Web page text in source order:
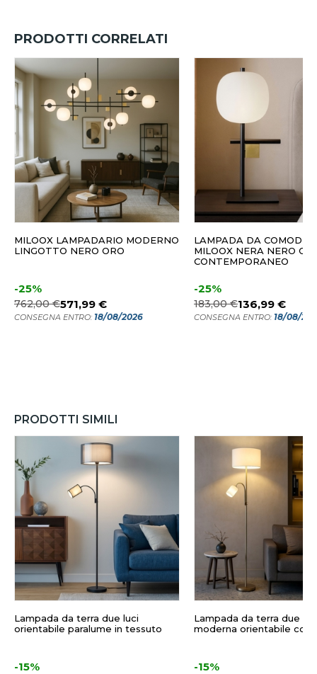
PRODOTTI CORRELATI
MILOOX LAMPADARIO MODERNO
LINGOTTO NERO ORO
-25%
762,00 €571,99 €
CONSEGNA ENTRO: 18/08/2026
LAMPADA DA
MILOOX NERA NERO
CONTEMPORANEO
-25%
183,00 €136,99 €
CONSEGNA ENTRO: 18/08/
PRODOTTI SIMILI
Lampada da terra due luci
orientabile paralume in tessuto
-15%
Lampada da terra due
moderna orientabile
-15%